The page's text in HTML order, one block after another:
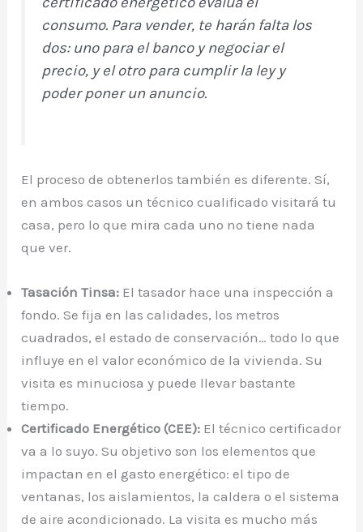
consumo. Para vender, te harán falta los
dos: uno para el banco y negociar el
precio, y el otro para cumplir la ley y
poder poner un anuncio.
El proceso de obtenerlos también es diferente. Sí,
en ambos casos un técnico cualificado visitará tu
casa, pero lo que mira cada uno no tiene nada
que ver.
Tasación Tinsa: El tasador hace una inspección a
fondo. Se fija en las calidades, los metros
cuadrados, el estado de conservación… todo lo que
influye en el valor económico de la vivienda. Su
visita es minuciosa y puede llevar bastante
tiempo.
Certificado Energético (CEE): El técnico certificador
va a lo suyo. Su objetivo son los elementos que
impactan en el gasto energético: el tipo de
ventanas, los aislamientos, la caldera o el sistema
de aire acondicionado. La visita es mucho más